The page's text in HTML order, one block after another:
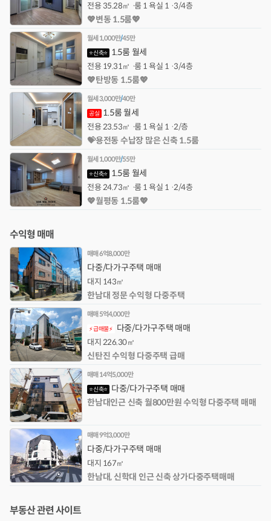
전용35.28㎡ 룸 1 욕실 1 3/4층
💖변동 1.5룸💖
월세 1,000만/45만
⭐신축⭐ 1.5룸 월세
전용19.31㎡ 룸 1 욕실 1 3/4층
💖탄방동 1.5룸💖
월세 3,000만/40만
공실 1.5룸 월세
전용23.53㎡ 룸 1 욕실 1 2/층
💝용전동 수납장 많은 신축 1.5룸
월세 1,000만/55만
⭐신축⭐ 1.5룸 월세
전용24.73㎡ 룸 1 욕실 1 2/4층
💖월평동 1.5룸💖
수익형 매매
매매 6억8,000만
다중/다가구주택 매매
대지 143㎡
한남대 정문 수익형 다중주택
매매 5억4,000만
⚡급매물⚡ 다중/다가구주택 매매
대지 226.30㎡
신탄진 수익형 다중주택 급매
매매 14억5,000만
⭐신축⭐ 다중/다가구주택 매매
한남대인근 신축 월800만원 수익형 다중주택 매매
매매 9억3,000만
다중/다가구주택 매매
대지 167㎡
한남대, 신학대 인근 신축 상가다중주택매매
부동산 관련 사이트